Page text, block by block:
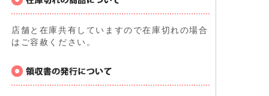
店舗と在庫共有していますので在庫切れの場合
はご容赦ください。